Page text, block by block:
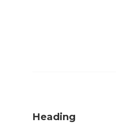
Heading